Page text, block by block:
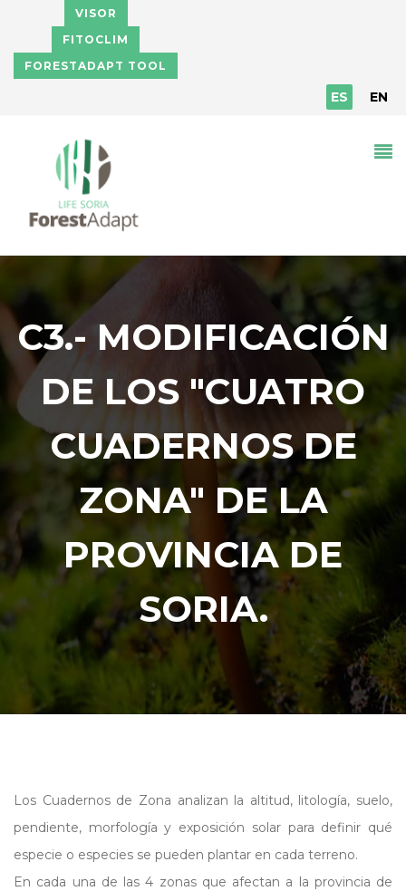
Pasar al contenido principal
VISOR
FITOCLIM
FORESTADAPT TOOL
ES EN
C3.- MODIFICACIÓN
DE LOS "CUATRO
CUADERNOS DE
ZONA" DE LA
PROVINCIA DE
SORIA.
Los Cuadernos de Zona analizan la altitud, litología, suelo,
pendiente, morfología y exposición solar para definir qué
especie o especies se pueden plantar en cada terreno.
En cada una de las 4 zonas que afectan a la provincia de